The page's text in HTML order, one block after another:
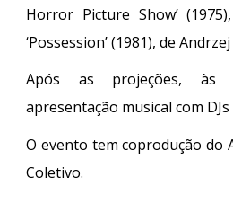
Horror Picture Show’
‘Possession’ (1981), de
Após as projeções, às
apresentação musical com
O evento tem coprodução do
Coletivo.